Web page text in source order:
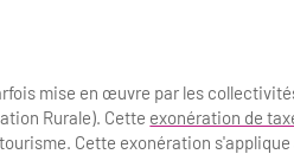
mise en œuvre par les
Rurale). Cette exonération de
Cette exonération